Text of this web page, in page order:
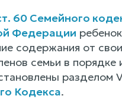
60 Семейного
Федерации
содержания от
семьи в порядке
разделом
Кодекса.